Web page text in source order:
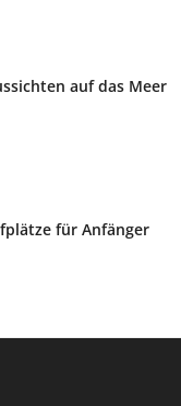
auf das Meer
für Anfänger